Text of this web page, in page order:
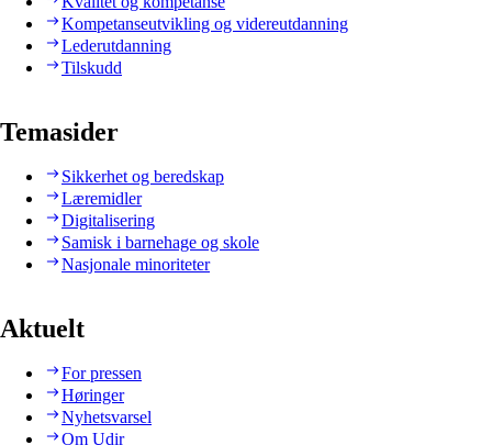
Kompetanseutvikling og videreutdanning
Lederutdanning
Tilskudd
Temasider
Sikkerhet og beredskap
Læremidler
Digitalisering
Samisk i barnehage og skole
Nasjonale minoriteter
Aktuelt
For pressen
Høringer
Nyhetsvarsel
Om Udir